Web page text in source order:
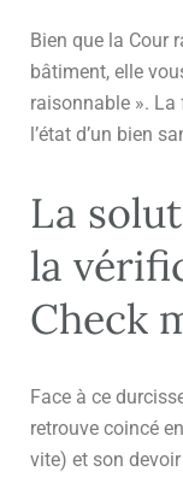
Bien que la Cour
bâtiment, elle
raisonnable ».
l’état d’un bien
La
la
Check
Face à ce
retrouve coincé
vite) et son